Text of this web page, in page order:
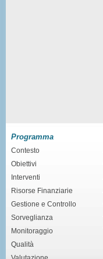
Programma
Contesto
Obiettivi
Interventi
Risorse Finanziarie
Gestione e Controllo
Sorveglianza
Monitoraggio
Qualità